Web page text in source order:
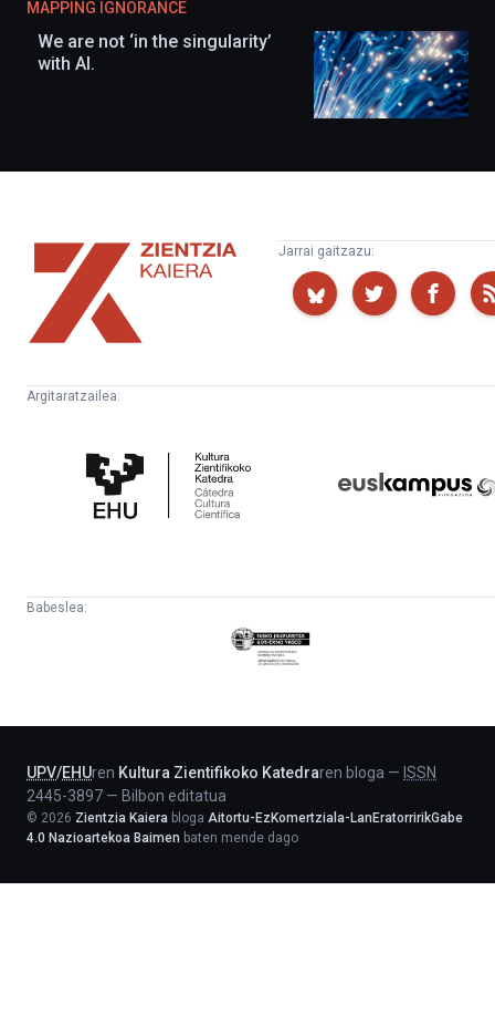
MAPPING IGNORANCE
We are not ‘in the singularity’
with AI.
Zientzia
Kaiera
Jarrai gaitzazu:
Argitaratzailea:
Zientifikoko
Katedra
Babeslea:
Eusko
Jaurlaritza
UPV/EHUren Kultura Zientifikoko Katedraren bloga — ISSN
2445-3897 — Bilbon editatua
© 2026 Zientzia Kaiera bloga Aitortu-EzKomertziala-LanEratorririkGabe
4.0 Nazioartekoa Baimen baten mende dago